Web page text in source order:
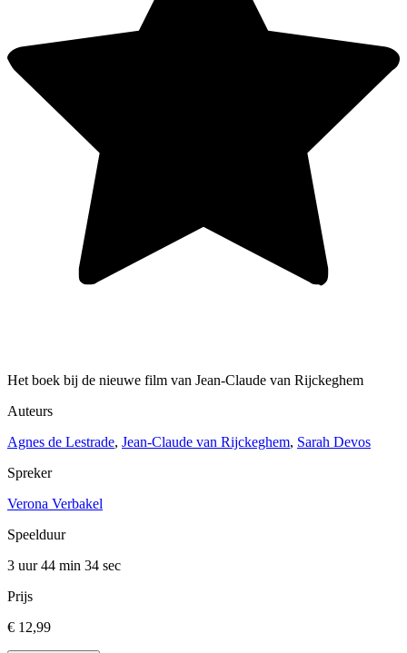
Het boek bij de nieuwe film van Jean-Claude van Rijckeghem
Auteurs
Agnes de Lestrade, Jean-Claude van Rijckeghem, Sarah Devos
Spreker
Verona Verbakel
Speelduur
3 uur 44 min 34 sec
Prijs
€ 12,99